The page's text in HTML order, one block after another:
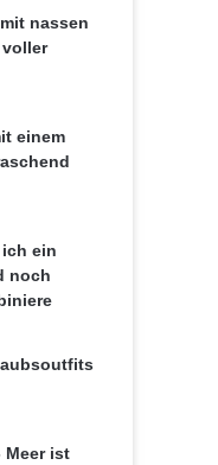
nassen
voller
einem
ein
noch
Meer ist